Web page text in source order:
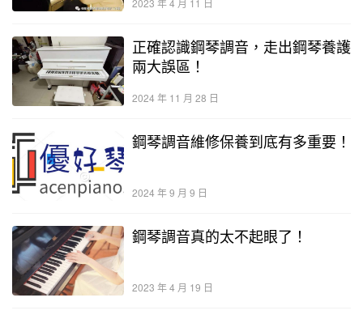
正確認識鋼琴調音，走出鋼琴養護
兩大誤區！
2024 年 11 月 28 日
鋼琴調音維修保養到底有多重要！
2024 年 9 月 9 日
鋼琴調音真的太不起眼了！
2023 年 4 月 19 日